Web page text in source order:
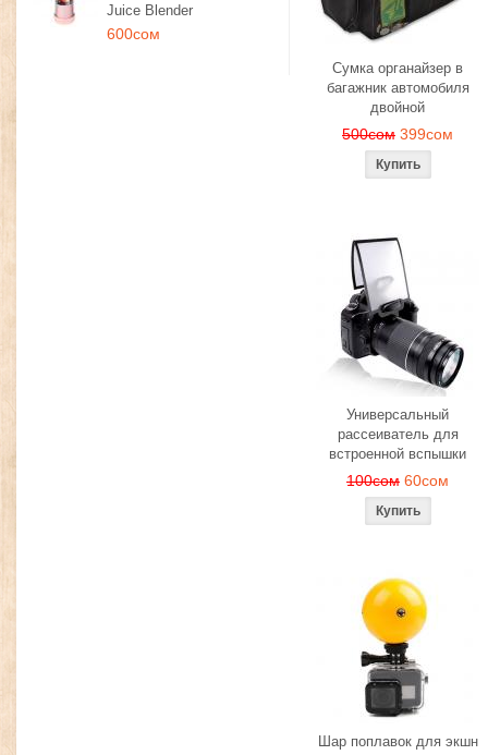
Juice Blender
600сом
Сумка органайзер в
багажник автомобиля
двойной
500сом 399сом
Универсальный
рассеиватель для
встроенной вспышки
100сом 60сом
Шар поплавок для экшн